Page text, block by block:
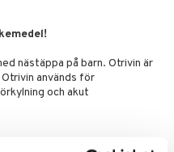
nästäppa på barn. Otrivin är
används för
och akut